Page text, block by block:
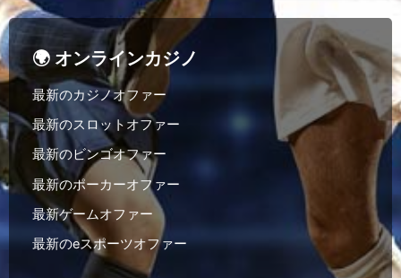
🌍 オンラインカジノ
最新のカジノオファー
最新のスロットオファー
最新のビンゴオファー
最新のポーカーオファー
最新ゲームオファー
最新のeスポーツオファー